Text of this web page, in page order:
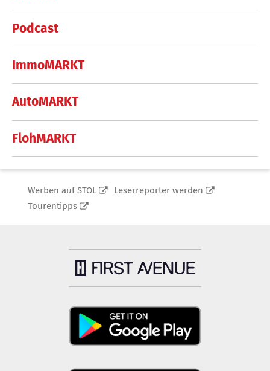
Podcast
ImmoMARKT
AutoMARKT
FlohMARKT
Werben auf STOL
Leserreporter werden
Tourentipps